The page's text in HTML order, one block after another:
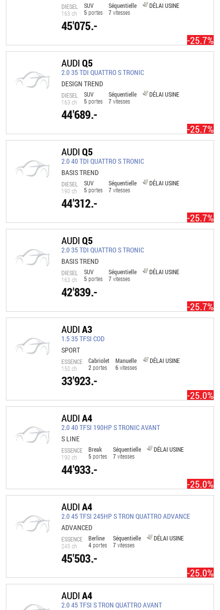
DIESEL
163 ch
SUV
5portes
Séquentielle
7vitesses
DÉLAI USINE
-25.7%
45'075.-
AUDIQ5
2.0 35 TDI QUATTRO S TRONIC
DESIGN TREND
DIESEL
163 ch
SUV
5portes
Séquentielle
7vitesses
DÉLAI USINE
-25.7%
44'689.-
AUDIQ5
2.0 40 TDI QUATTRO S TRONIC
BASIS TREND
DIESEL
190 ch
SUV
5portes
Séquentielle
7vitesses
DÉLAI USINE
-25.7%
44'312.-
AUDIQ5
2.0 35 TDI QUATTRO S TRONIC
BASIS TREND
DIESEL
163 ch
SUV
5portes
Séquentielle
7vitesses
DÉLAI USINE
-25.7%
42'839.-
AUDIA3
1.5 35 TFSI COD
SPORT
ESSENCE
150 ch
Cabriolet
2 portes
Manuelle
6vitesses
DÉLAI USINE
-25.0%
33'923.-
AUDIA4
2.0 40 TFSI 190HP S TRONIC AVANT
S LINE
ESSENCE
190 ch
Break
5portes
Séquentielle
7vitesses
DÉLAI USINE
-25.0%
44'933.-
AUDIA4
2.0 45 TFSI 245HP S TRON QUATTRO ADVANCE
ADVANCED
ESSENCE
245 ch
Berline
4portes
Séquentielle
7vitesses
DÉLAI USINE
-25.0%
45'503.-
AUDIA4
2.0 45 TFSI S TRON QUATTRO AVANT